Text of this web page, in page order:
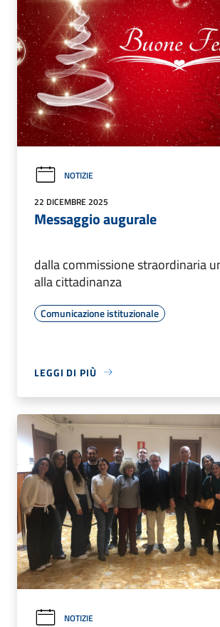
NOTIZIE
22 DICEMBRE 2025
Messaggio augurale
dalla commissione straordinaria
alla cittadinanza
Comunicazione istituzionale
LEGGI DI PIÙ
NOTIZIE